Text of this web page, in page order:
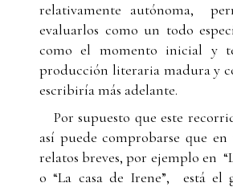
relativamente autónoma,
evaluarlos como un todo
como el momento inicial y
producción literaria madura y
escribiría más adelante.
Por supuesto que este
así puede comprobarse que en
relatos breves, por ejemplo en
o “La casa de Irene”, está el